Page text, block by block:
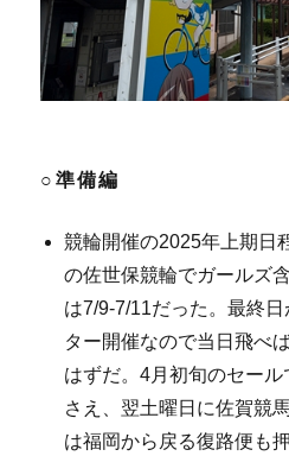
○準備編
競輪開催の2025年上期日
の佐世保競輪でガールズ
は7/9-7/11だった。最終
ター開催なので当日飛べ
はずだ。4月初旬のセー
さえ、翌土曜日に佐賀競
は福岡から戻る復路便も